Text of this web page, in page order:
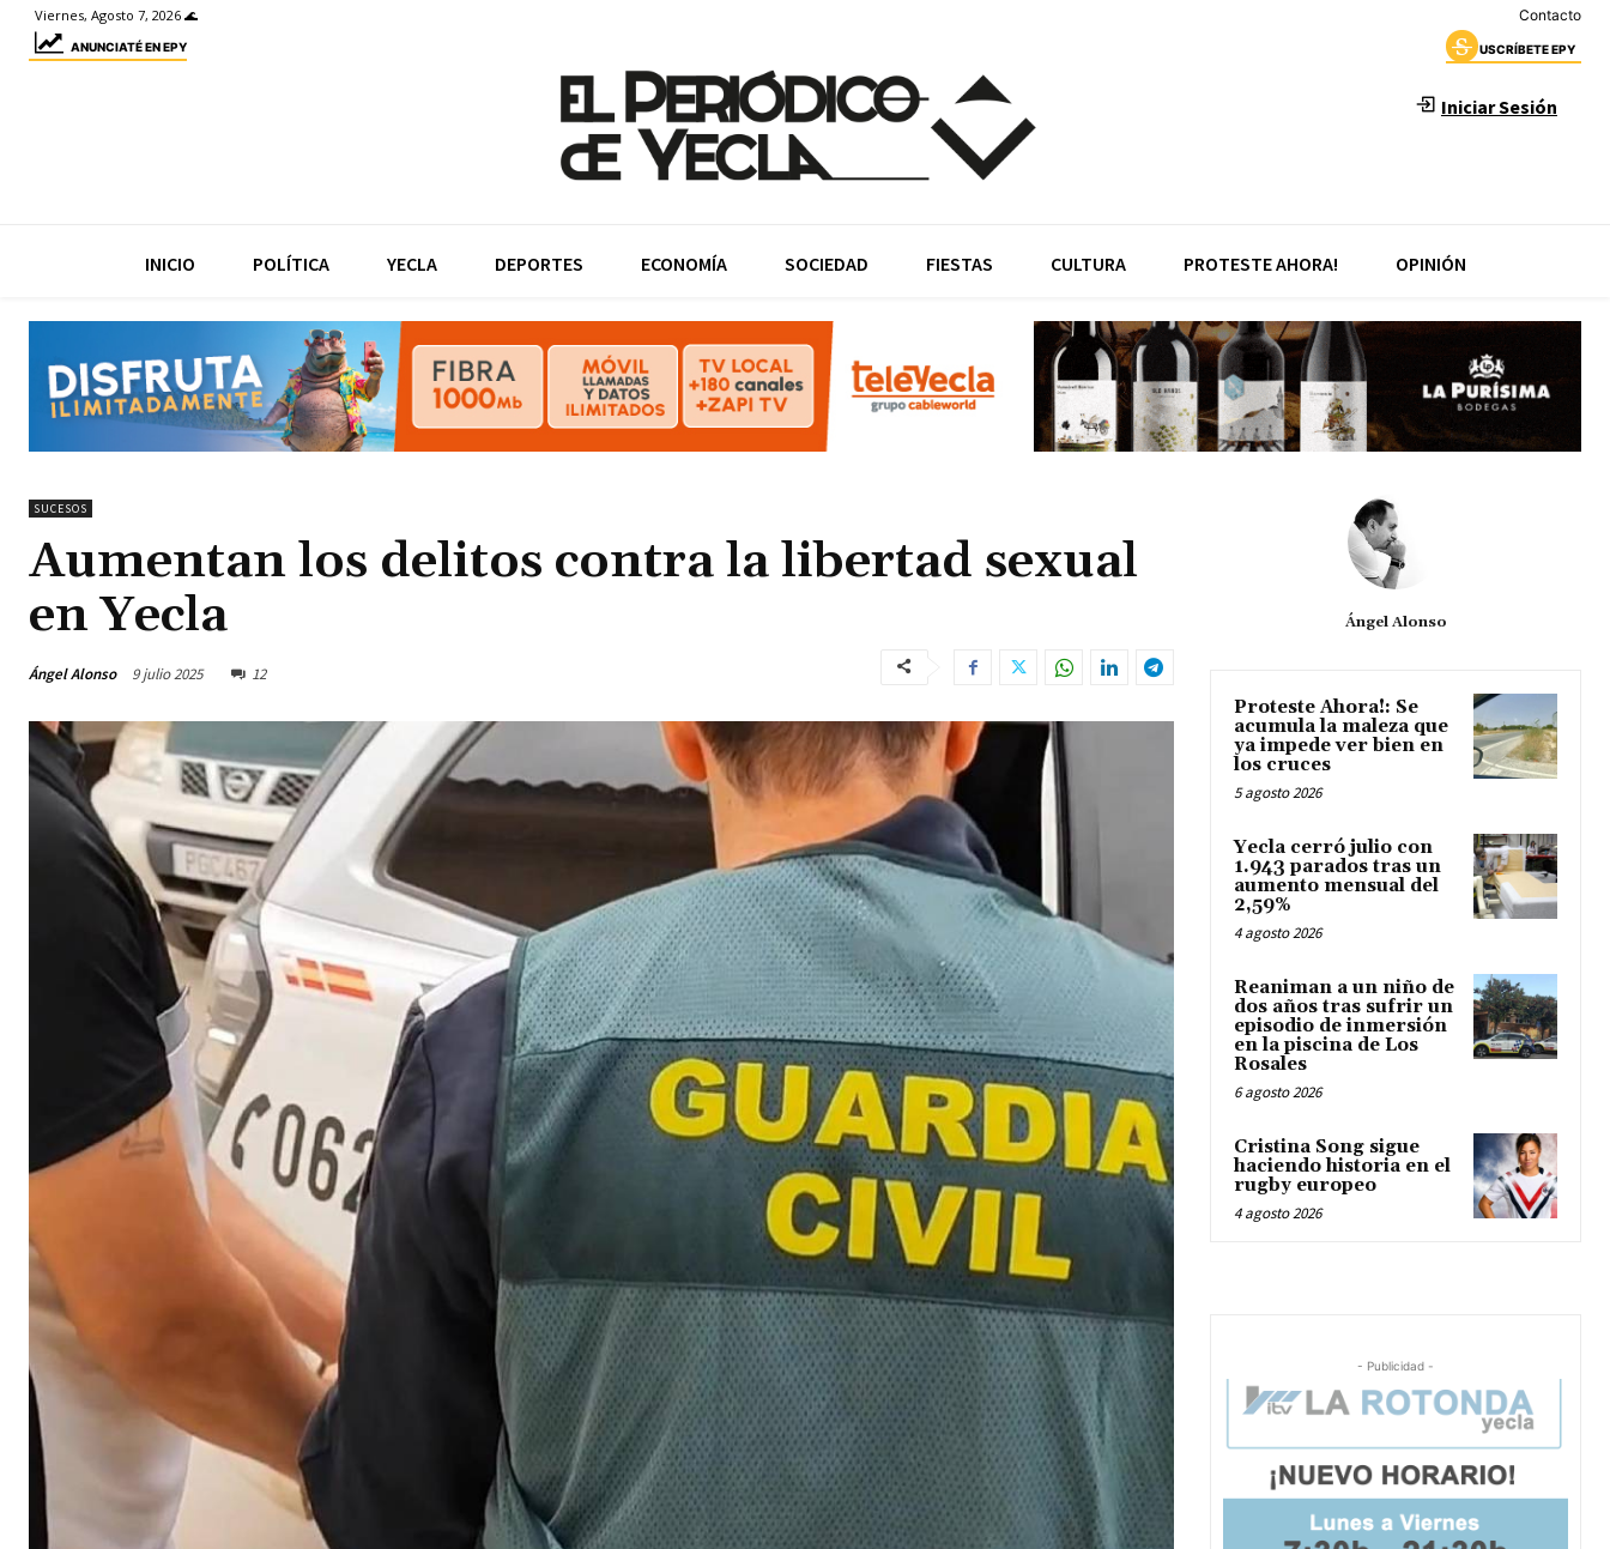
Viernes, Agosto 7, 2026 🌊 Contacto
ANUNCIATÉ EN EPY USCRÍBETE EPY
Iniciar Sesión
INICIO POLÍTICA YECLA DEPORTES ECONOMÍA SOCIEDAD FIESTAS CULTURA PROTESTE AHORA! OPINIÓN
SUCESOS
Aumentan los delitos contra la libertad sexual
en Yecla
Ángel Alonso 9 julio 2025 12
Ángel Alonso
Proteste Ahora!: Se
acumula la maleza que
ya impede ver bien en
los cruces
5 agosto 2026
Yecla cerró julio con
1.943 parados tras un
aumento mensual del
2,59%
4 agosto 2026
Reaniman a un niño de
dos años tras sufrir un
episodio de inmersión
en la piscina de Los
Rosales
6 agosto 2026
Cristina Song sigue
haciendo historia en el
rugby europeo
4 agosto 2026
- Publicidad -